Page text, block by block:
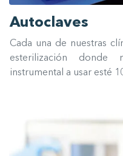
Autoclaves
Cada una de nuestras
esterilización donde
instrumental a usar esté